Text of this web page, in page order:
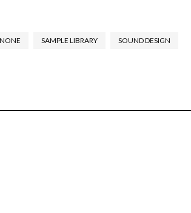
SAMPLE LIBRARY SOUND DESIGN